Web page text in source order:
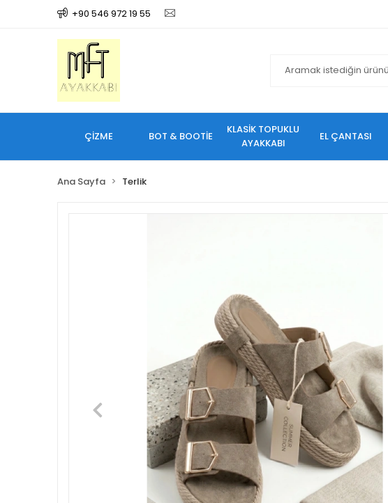
+90 546 972 19 55
ÇİZME BOT & BOOTİE
KLASİK TOPUKLU
AYAKKABI
EL ÇANTASI
Ana Sayfa Terlik